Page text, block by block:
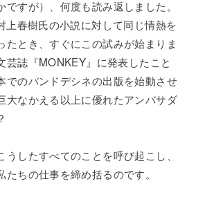
ですが）、何度も読み返しました。
上春樹氏の小説に対して同じ情熱を
たとき、すぐにこの試みが始まりま
芸誌『MONKEY』に発表したこと
でのバンドデシネの出版を始動させ
大なかえる以上に優れたアンバサダ
したすべてのことを呼び起こし、
ちの仕事を締め括るのです。